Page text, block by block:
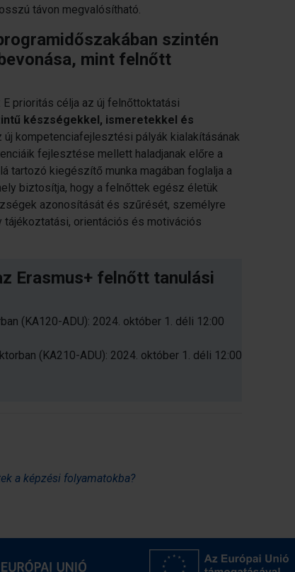
távon megvalósítható.
szintén
mint felnőtt
: E prioritás célja az új felnőttoktatási
készségekkel, ismeretekkel és
új kompetenciafejlesztési pályák kialakításának
fejlesztése mellett haladjanak előre a
tartozó kiegészítő munka magában foglalja a
biztosítja, hogy a felnőttek egész életük
azonosítását és szűrését, személyre
tájékoztatási, orientációs és motivációs
Erasmus+ felnőtt tanulási
(KA120-ADU): 2024. október 1. déli 12:00
(KA210-ADU): 2024. október 1. déli 12:00
a képzési folyamatokba?